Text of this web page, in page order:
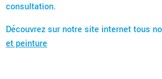
consultation.
Découvrez sur notre site internet tous
et peinture